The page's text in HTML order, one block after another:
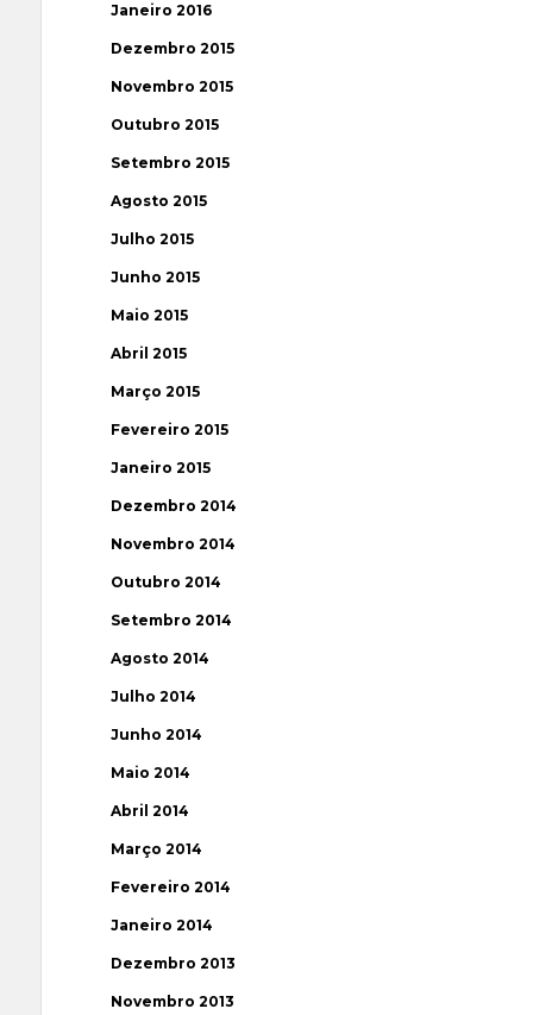
Janeiro 2016
Dezembro 2015
Novembro 2015
Outubro 2015
Setembro 2015
Agosto 2015
Julho 2015
Junho 2015
Maio 2015
Abril 2015
Março 2015
Fevereiro 2015
Janeiro 2015
Dezembro 2014
Novembro 2014
Outubro 2014
Setembro 2014
Agosto 2014
Julho 2014
Junho 2014
Maio 2014
Abril 2014
Março 2014
Fevereiro 2014
Janeiro 2014
Dezembro 2013
Novembro 2013